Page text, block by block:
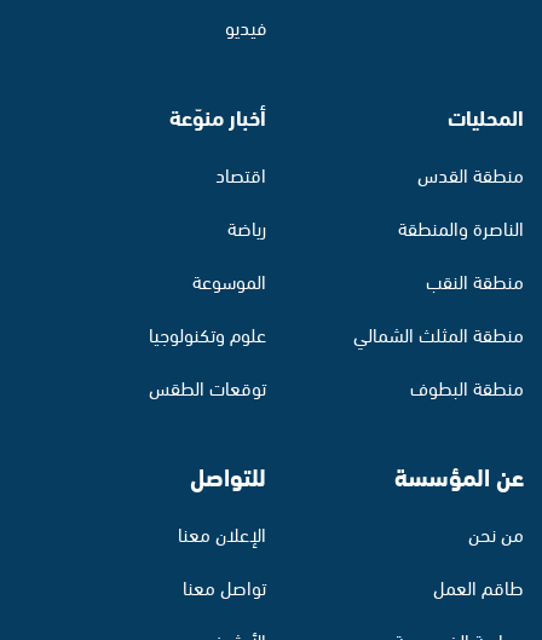
فيديو
المحليات
منطقة القدس
الناصرة والمنطقة
منطقة النقب
منطقة المثلث الشمالي
منطقة البطوف
أخبار منوّعة
اقتصاد
رياضة
الموسوعة
علوم وتكنولوجيا
توقعات الطقس
عن المؤسسة
من نحن
طاقم العمل
للتواصل
الإعلان معنا
تواصل معنا